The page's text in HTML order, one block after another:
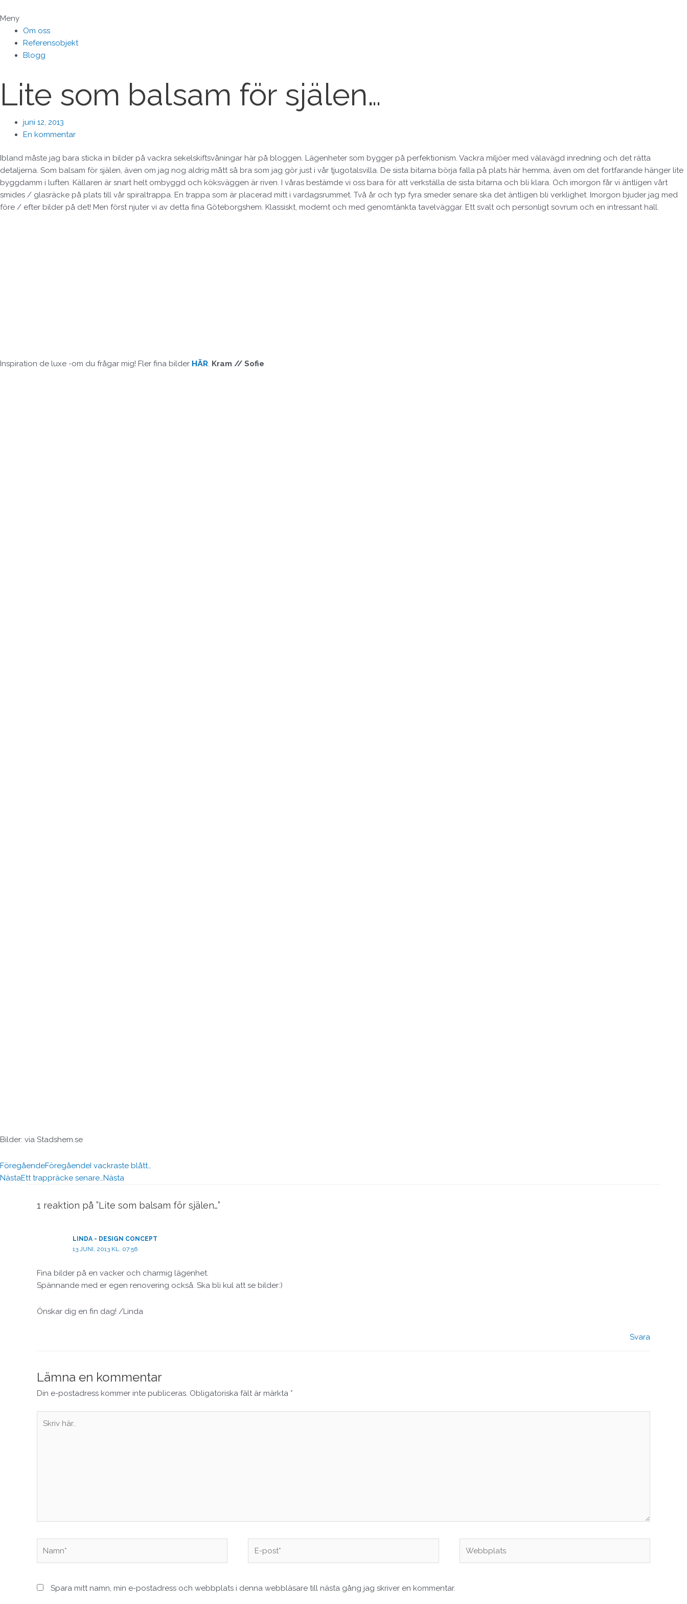
till
innehåll
Meny
Om oss
Referensobjekt
Blogg
Lite som balsam för själen…
juni 12, 2013
En kommentar
Ibland måste jag bara sticka in bilder på vackra sekelskiftsvåningar här på bloggen. Lägenheter som bygger på perfektionism. Vackra miljöer med välavägd inredning och det rätta
detaljerna. Som balsam för själen, även om jag nog aldrig mått så bra som jag gör just i vår tjugotalsvilla. De sista bitarna börja falla på plats här hemma, även om det fortfarande hänger lite
byggdamm i luften. Källaren är snart helt ombyggd och köksväggen är riven. I våras bestämde vi oss bara för att verkställa de sista bitarna och bli klara. Och imorgon får vi äntligen vårt
smides / glasräcke på plats till vår spiraltrappa. En trappa som är placerad mitt i vardagsrummet. Två år och typ fyra smeder senare ska det äntligen bli verklighet. Imorgon bjuder jag med
före / efter bilder på det! Men först njuter vi av detta fina Göteborgshem. Klassiskt, modernt och med genomtänkta tavelväggar. Ett svalt och personligt sovrum och en intressant hall.
Inspiration de luxe -om du frågar mig! Fler fina bilder HÄR. Kram // Sofie
Bilder: via Stadshem.se
FöregåendeFöregåendeI vackraste blått…
NästaEtt trappräcke senare… Nästa
1 reaktion på ”Lite som balsam för själen…”
LINDA - DESIGN CONCEPT
13 JUNI, 2013 KL. 07:56
Fina bilder på en vacker och charmig lägenhet.
Spännande med er egen renovering också. Ska bli kul att se bilder:)
Önskar dig en fin dag! /Linda
Svara
Lämna en kommentar
Din e-postadress kommer inte publiceras. Obligatoriska fält är märkta *
här..
post*
Spara mitt namn, min e-postadress och webbplats i denna webbläsare till nästa gång jag skriver en kommentar.